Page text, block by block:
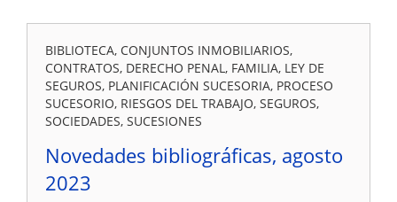
BIBLIOTECA, CONJUNTOS INMOBILIARIOS,
CONTRATOS, DERECHO PENAL, FAMILIA, LEY DE
SEGUROS, PLANIFICACIÓN SUCESORIA, PROCESO
SUCESORIO, RIESGOS DEL TRABAJO, SEGUROS,
SOCIEDADES, SUCESIONES
Novedades bibliográficas, agosto
2023